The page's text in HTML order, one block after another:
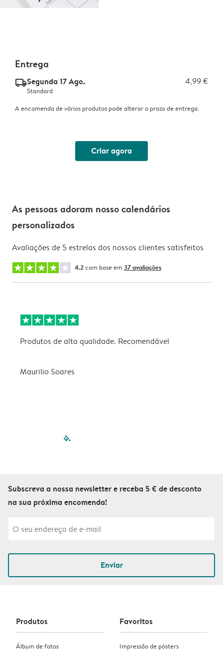
Entrega
delivery_standard_v2Segunda 17 Ago. 4,99 €
Standard
A encomenda de vários produtos pode alterar o prazo de entrega.
Criar agora
As pessoas adoram nosso calendários
personalizados
Avaliações de 5 estrelas dos nossos clientes satisfeitos
4.2com base em 37 avaliações
Produtos de alta qualidade. Recomendável
Maurilio Soares
filled-pagination
Subscreva a nossa newsletter e receba 5 € de desconto
na sua próxima encomenda!
Enviar
Produtos
Álbum de fotos
Favoritos
Impressão de pósters